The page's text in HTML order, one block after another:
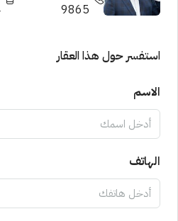
9865
استفسر حول هذا العقار
الاسم
الهاتف